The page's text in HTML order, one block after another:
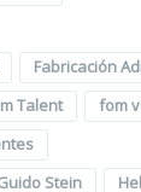
Fabricación
Talent
fom
Stein